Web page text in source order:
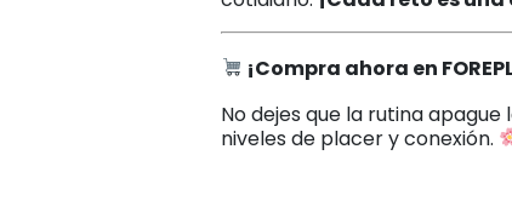
¡Compra ahora en
No dejes que la rutina apague
niveles de placer y conexión.